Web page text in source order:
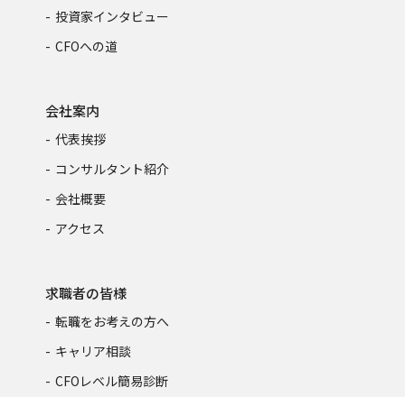
投資家インタビュー
CFOへの道
会社案内
代表挨拶
コンサルタント紹介
会社概要
アクセス
求職者の皆様
転職をお考えの方へ
キャリア相談
CFOレベル簡易診断